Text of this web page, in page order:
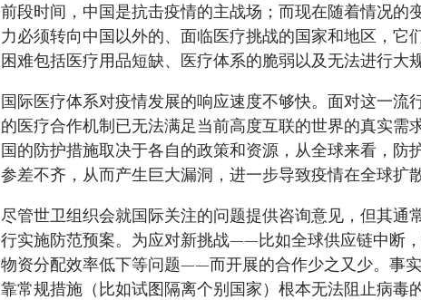
前段时间，中国是抗击疫情的主战场；而现在随着情况的
力必须转向中国以外的、面临医疗挑战的国家和地区，它
困难包括医疗用品短缺、医疗体系的脆弱以及无法进行大
国际医疗体系对疫情发展的响应速度不够快。面对这一流
的医疗合作机制已无法满足当前高度互联的世界的真实需
国的防护措施取决于各自的政策和资源，从全球来看，防
参差不齐，从而产生巨大漏洞，进一步导致疫情在全球扩散
尽管世卫组织会就国际关注的问题提供咨询意见，但其通
行实施防范预案。为应对新挑战——比如全球供应链中断
物资分配效率低下等问题——而开展的合作少之又少。事
靠常规措施（比如试图隔离个别国家）根本无法阻止病毒